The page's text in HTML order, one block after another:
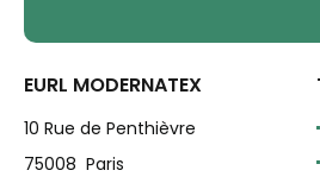
EURL MODERNATEX
10 Rue de Penthièvre
75008 Paris